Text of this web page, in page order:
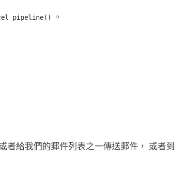
。
者給我們的郵件列表之一傳送郵件， 或者到